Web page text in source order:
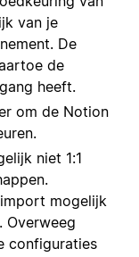
van je
De
de
heeft.
om de Notion
niet 1:1
mogelijk
Overweeg
configuraties